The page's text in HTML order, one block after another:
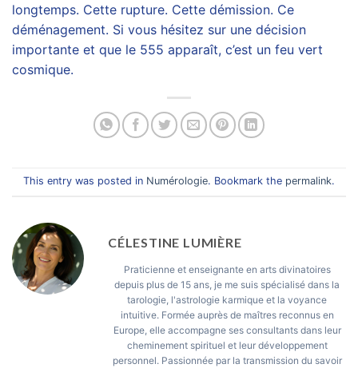
longtemps. Cette rupture. Cette démission. Ce
déménagement. Si vous hésitez sur une décision
importante et que le 555 apparaît, c’est un feu vert
cosmique.
This entry was posted in Numérologie. Bookmark the permalink.
CÉLESTINE LUMIÈRE
Praticienne et enseignante en arts divinatoires
depuis plus de 15 ans, je me suis spécialisé dans la
tarologie, l'astrologie karmique et la voyance
intuitive. Formée auprès de maîtres reconnus en
Europe, elle accompagne ses consultants dans leur
cheminement spirituel et leur développement
personnel. Passionnée par la transmission du savoir